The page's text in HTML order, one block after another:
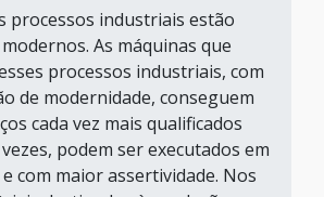
processos industriais estão
As máquinas que
processos industriais, com
de modernidade, conseguem
cada vez mais qualificados
podem ser executados em
com maior assertividade. Nos